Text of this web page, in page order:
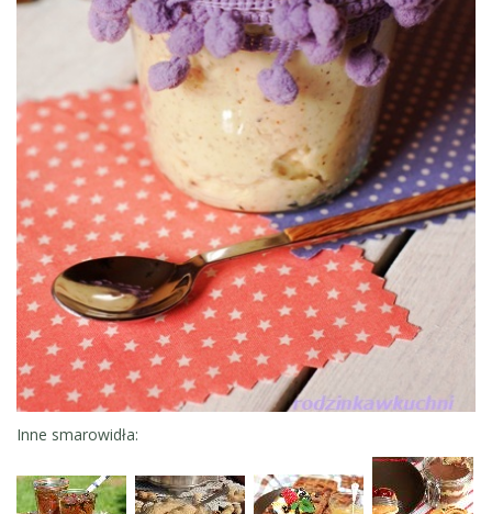
Inne smarowidła: